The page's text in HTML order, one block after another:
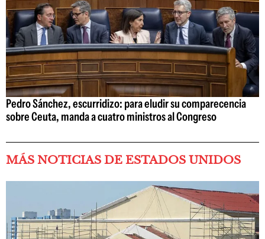
Pedro Sánchez, escurridizo: para eludir su comparecencia
sobre Ceuta, manda a cuatro ministros al Congreso
MÁS NOTICIAS DE ESTADOS UNIDOS